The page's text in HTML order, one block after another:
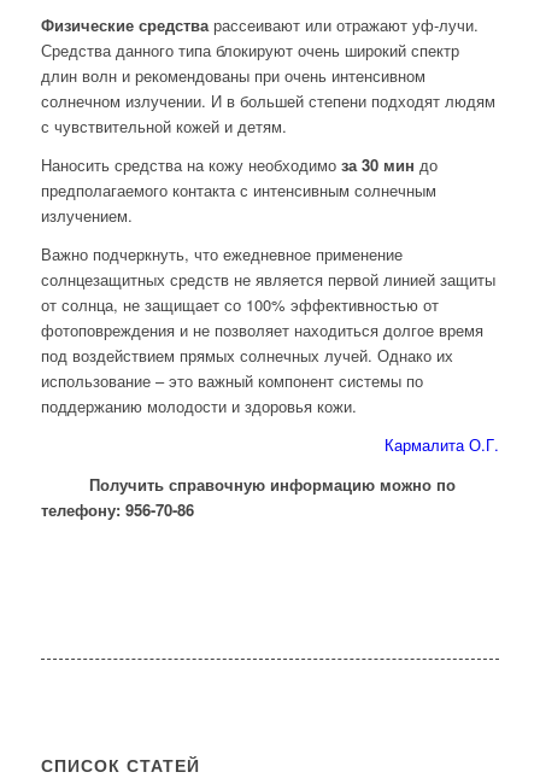
Физические средстварассеивают или отражают уф-лучи.
Средства данного типа блокируют очень широкий спектр
длин волн и рекомендованы при очень интенсивном
солнечном излучении. И в большей степени подходят людям
с чувствительной кожей и детям.
Наносить средства на кожу необходимо за 30 мин до
предполагаемого контакта с интенсивным солнечным
излучением.
Важно подчеркнуть, что ежедневное применение
солнцезащитных средств не является первой линией защиты
от солнца, не защищает со 100% эффективностью от
фотоповреждения и не позволяет находиться долгое время
под воздействием прямых солнечных лучей. Однако их
использование – это важный компонент системы по
поддержанию молодости и здоровья кожи.
Кармалита О.Г.
Получить справочную информацию можно по
телефону: 956-70-86
СПИСОК СТАТЕЙ